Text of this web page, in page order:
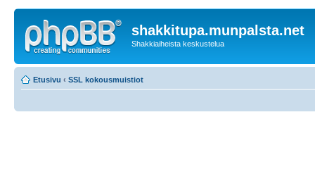
shakkitupa.munpalsta.net
Shakkiaiheista keskustelua
Etusivu ‹ SSL kokousmuistiot